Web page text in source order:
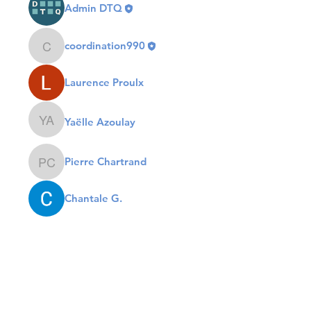
Admin DTQ
coordination990
coordination990
Laurence Proulx
Yaëlle Azoulay
Yaëlle Azoulay
Pierre Chartrand
Pierre Chartrand
Chantale G.